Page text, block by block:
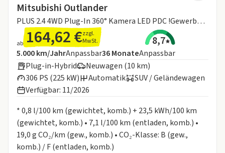
Mitsubishi Outlander
PLUS 2.4 4WD Plug-In 360° Kamera LED PDC !Gewerbeaktion!
ab 164,62 €zzgl.
MwSt.
8,7
Angebotsdetails:
Inklusive Laufleistung
5.000 km/JahrAnpassbarLaufzeit
36MonateAnpassbar
Plug-in-Hybrid
Neuwagen (10 km)
306 PS (225 kW)
Automatik
SUV / Geländewagen
Verfügbar: 11/2026
* 0,8 l/100 km (gewichtet, komb.) + 23,5 kWh/100 km
(gewichtet, komb.) • 7,1 l/100 km (entladen, komb.) •
19,0 g CO₂/km (gew., komb.) • CO₂-Klasse: B (gew.,
komb.) / F (entladen, komb.)